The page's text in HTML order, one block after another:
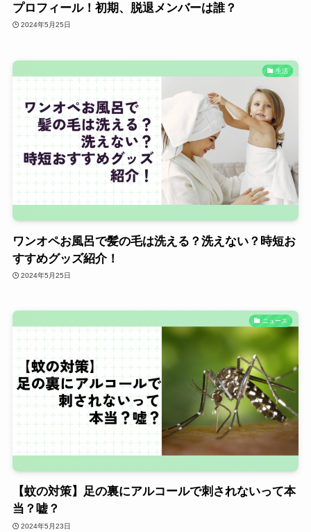
プロフィール！初期、脱退メンバーは誰？
2024年5月25日
生活
ワンオペお風呂で髪の毛は洗える？洗えない？時短お
すすめグッズ紹介！
2024年5月25日
ニュース
【蚊の対策】足の裏にアルコールで刺されないって本
当？嘘？
2024年5月23日